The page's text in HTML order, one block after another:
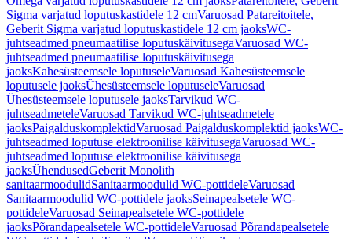
Sigma varjatud loputuskastidele 12 cmVaruosad Patareitoitele,
Geberit Sigma varjatud loputuskastidele 12 cm jaoksWC-
juhtseadmed pneumaatilise loputuskäivitusegaVaruosad WC-
juhtseadmed pneumaatilise loputuskäivitusega
jaoksKahesüsteemsele loputuseleVaruosad Kahesüsteemsele
loputusele jaoksÜhesüsteemsele loputuseleVaruosad
Ühesüsteemsele loputusele jaoksTarvikud WC-
juhtseadmeteleVaruosad Tarvikud WC-juhtseadmetele
jaoksPaigalduskomplektidVaruosad Paigalduskomplektid jaoksWC-
juhtseadmed loputuse elektroonilise käivitusegaVaruosad WC-
juhtseadmed loputuse elektroonilise käivitusega
jaoksÜhendusedGeberit Monolith
sanitaarmoodulidSanitaarmoodulid WC-pottideleVaruosad
Sanitaarmoodulid WC-pottidele jaoksSeinapealsetele WC-
pottideleVaruosad Seinapealsetele WC-pottidele
jaoksPõrandapealsetele WC-pottideleVaruosad Põrandapealsetele